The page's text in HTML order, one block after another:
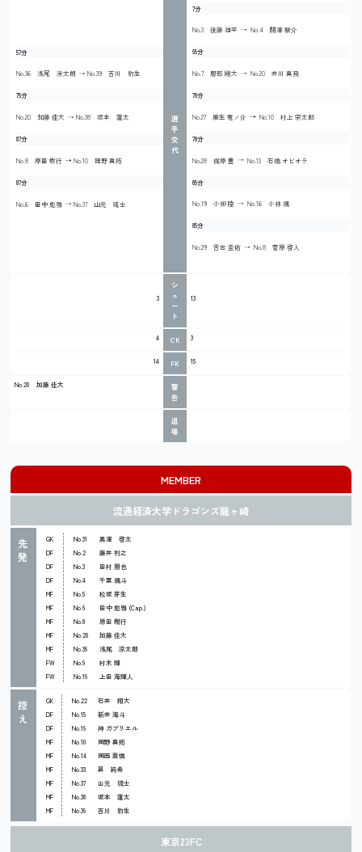
57分
No.36 浅尾 涼太朗 No.39 吉川 豹生
75分
No.20 加藤 佳大 No.38 坂本 蓮太
87分
No.8 原田 樹行 No.10 岡野 真拓
87分
No.6 田中 彪雅 No.37 山元 琉士
選
手
交
代
7分
No.3 後藤 雄平 No.4 關澤 駿介
65分
No.7 服部 剛大 No.20 井川 真飛
78分
No.27 麻生 竜ノ介 No.10 村上 宗太郎
78分
No.28 梶原 豊 No.13 石橋 オビオラ
85分
No.19 小柳 陸 No.16 小林 颯
85分
No.29 舌古 圭佑 No.8 菅原 啓人
3
シ
ュ
ー
ト
13
4 CK 3
14 FK 15
No.20 加藤 佳大
警
告
退
場
MEMBER
流通経済大学ドラゴンズ龍ヶ崎
先
発
GK No.31
黒澤 啓太
DF
No.2
藤井 利之
DF
No.3
田村 朋也
DF
No.4
千葉 颯斗
MF
No.5
松坂 芽生
MF
No.6
田中 彪雅 (Cap.)
MF
No.8
原田 樹行
MF
No.20
加藤 佳大
MF
No.36
浅尾 涼太朗
FW
No.9
村木 輝
FW
No.19 上田 海輝人
控
え
GK No.22
石井 翔大
DF
No.15
新井 海斗
DF
No.16
神 ガブリエル
MF
No.10
岡野 真拓
MF
No.14
岡西 亜憐
MF
No.33
昇 純希
MF
No.37
山元 琉士
MF
No.38
坂本 蓮太
MF
No.39 吉川 豹生
東京23FC